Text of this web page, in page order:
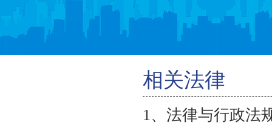
相关法律
1、法律与行政法